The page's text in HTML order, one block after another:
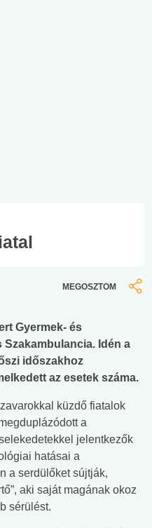
MEGOSZTOM
Gyermek- és
Idén a
időszakhoz
az esetek száma.
küzdő fiatalok
a
jelentkezők
hatásai a
a serdülőket sújtják,
aki saját magának okoz
sérülést.